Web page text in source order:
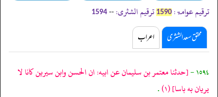
ترقیم عوامۃ: 1590 ترقیم الشثری: --
1594
محقق سعد الشثری اعراب
١٥٩٤ - [حدثنا معتمر بن سليمان عن ابيه: ان الحسن وابن سيرين كانا لا
يريان به باسا](١) .